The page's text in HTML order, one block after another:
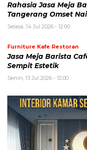
Rahasia Jasa Meja
Tangerang Omset
Selasa, 14 Jul 2026 - 12:00
Furniture Kafe Restoran
Jasa Meja Barista
Sempit Estetik
Senin, 13 Jul 2026 - 12:00